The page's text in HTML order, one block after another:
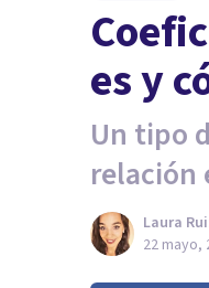
es y
Un tipo
relación
Laura
22 mayo,